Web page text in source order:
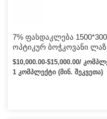
7% ფასდაკლება
ოპტიკურ ბოჭკოვანი
დანადგარის ნაკრები
4000w ფასი იყიდება
$10,000.00-$15,000.00/
1 კომპლექტი (მინ. შეკვეთა)